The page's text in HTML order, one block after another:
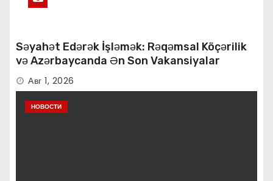
Səyahət Edərək İşləmək: Rəqəmsal Köçərilik
və Azərbaycanda Ən Son Vakansiyalar
Авг 1, 2026
НОВОСТИ